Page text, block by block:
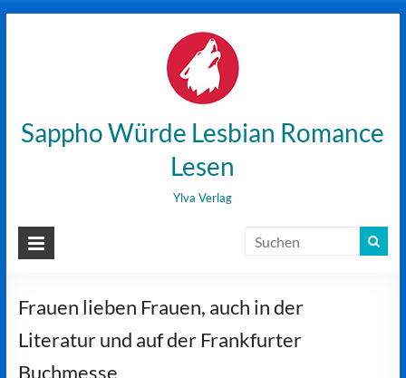
Sappho Würde Lesbian Romance
Lesen
Ylva Verlag
Frauen lieben Frauen, auch in der
Literatur und auf der Frankfurter
Buchmesse